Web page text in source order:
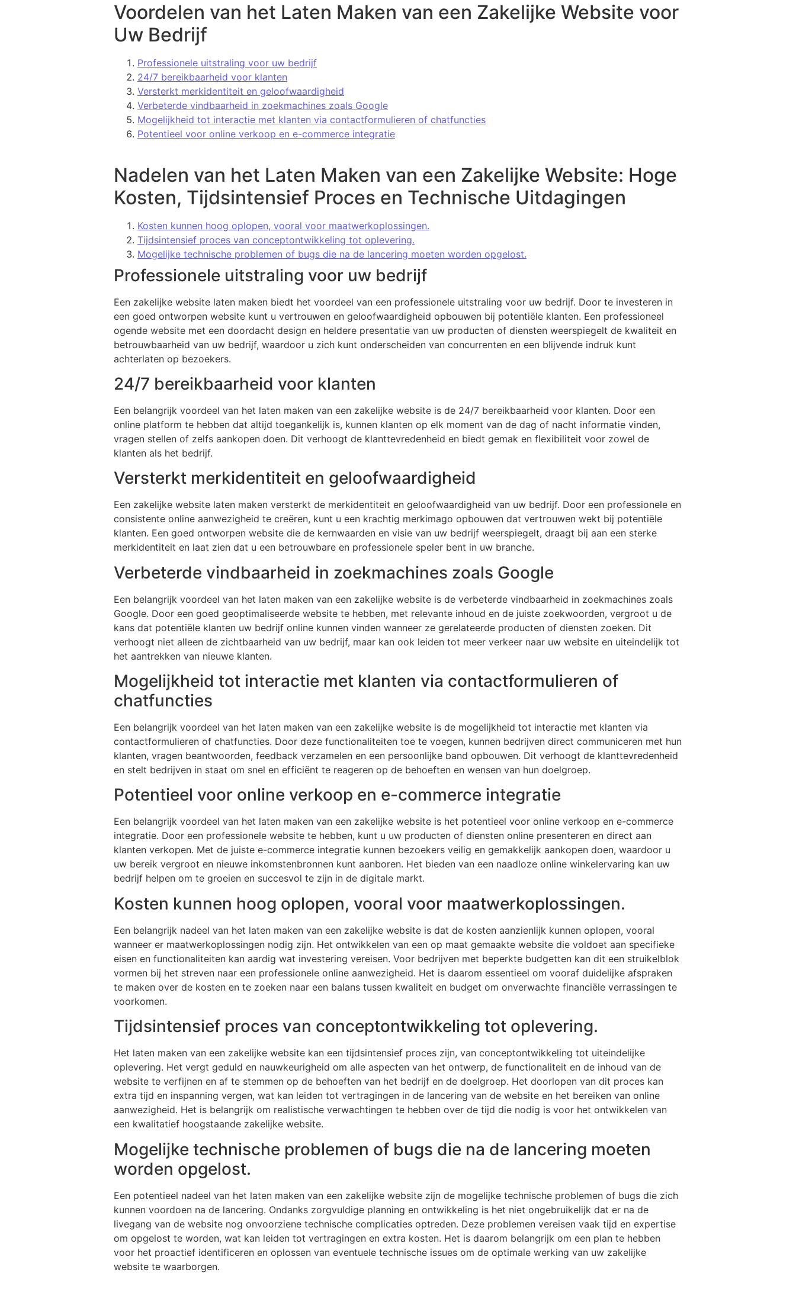
Voordelen van het Laten Maken van een Zakelijke Website voor
Uw Bedrijf
Professionele uitstraling voor uw bedrijf
24/7 bereikbaarheid voor klanten
Versterkt merkidentiteit en geloofwaardigheid
Verbeterde vindbaarheid in zoekmachines zoals Google
Mogelijkheid tot interactie met klanten via contactformulieren of chatfuncties
Potentieel voor online verkoop en e-commerce integratie
Nadelen van het Laten Maken van een Zakelijke Website: Hoge
Kosten, Tijdsintensief Proces en Technische Uitdagingen
Kosten kunnen hoog oplopen, vooral voor maatwerkoplossingen.
Tijdsintensief proces van conceptontwikkeling tot oplevering.
Mogelijke technische problemen of bugs die na de lancering moeten worden opgelost.
Professionele uitstraling voor uw bedrijf
Een zakelijke website laten maken biedt het voordeel van een professionele uitstraling voor uw bedrijf. Door te investeren in
een goed ontworpen website kunt u vertrouwen en geloofwaardigheid opbouwen bij potentiële klanten. Een professioneel
ogende website met een doordacht design en heldere presentatie van uw producten of diensten weerspiegelt de kwaliteit en
betrouwbaarheid van uw bedrijf, waardoor u zich kunt onderscheiden van concurrenten en een blijvende indruk kunt
achterlaten op bezoekers.
24/7 bereikbaarheid voor klanten
Een belangrijk voordeel van het laten maken van een zakelijke website is de 24/7 bereikbaarheid voor klanten. Door een
online platform te hebben dat altijd toegankelijk is, kunnen klanten op elk moment van de dag of nacht informatie vinden,
vragen stellen of zelfs aankopen doen. Dit verhoogt de klanttevredenheid en biedt gemak en flexibiliteit voor zowel de
klanten als het bedrijf.
Versterkt merkidentiteit en geloofwaardigheid
Een zakelijke website laten maken versterkt de merkidentiteit en geloofwaardigheid van uw bedrijf. Door een professionele en
consistente online aanwezigheid te creëren, kunt u een krachtig merkimago opbouwen dat vertrouwen wekt bij potentiële
klanten. Een goed ontworpen website die de kernwaarden en visie van uw bedrijf weerspiegelt, draagt bij aan een sterke
merkidentiteit en laat zien dat u een betrouwbare en professionele speler bent in uw branche.
Verbeterde vindbaarheid in zoekmachines zoals Google
Een belangrijk voordeel van het laten maken van een zakelijke website is de verbeterde vindbaarheid in zoekmachines zoals
Google. Door een goed geoptimaliseerde website te hebben, met relevante inhoud en de juiste zoekwoorden, vergroot u de
kans dat potentiële klanten uw bedrijf online kunnen vinden wanneer ze gerelateerde producten of diensten zoeken. Dit
verhoogt niet alleen de zichtbaarheid van uw bedrijf, maar kan ook leiden tot meer verkeer naar uw website en uiteindelijk tot
het aantrekken van nieuwe klanten.
Mogelijkheid tot interactie met klanten via contactformulieren of
chatfuncties
Een belangrijk voordeel van het laten maken van een zakelijke website is de mogelijkheid tot interactie met klanten via
contactformulieren of chatfuncties. Door deze functionaliteiten toe te voegen, kunnen bedrijven direct communiceren met hun
klanten, vragen beantwoorden, feedback verzamelen en een persoonlijke band opbouwen. Dit verhoogt de klanttevredenheid
en stelt bedrijven in staat om snel en efficiënt te reageren op de behoeften en wensen van hun doelgroep.
Potentieel voor online verkoop en e-commerce integratie
Een belangrijk voordeel van het laten maken van een zakelijke website is het potentieel voor online verkoop en e-commerce
integratie. Door een professionele website te hebben, kunt u uw producten of diensten online presenteren en direct aan
klanten verkopen. Met de juiste e-commerce integratie kunnen bezoekers veilig en gemakkelijk aankopen doen, waardoor u
uw bereik vergroot en nieuwe inkomstenbronnen kunt aanboren. Het bieden van een naadloze online winkelervaring kan uw
bedrijf helpen om te groeien en succesvol te zijn in de digitale markt.
Kosten kunnen hoog oplopen, vooral voor maatwerkoplossingen.
Een belangrijk nadeel van het laten maken van een zakelijke website is dat de kosten aanzienlijk kunnen oplopen, vooral
wanneer er maatwerkoplossingen nodig zijn. Het ontwikkelen van een op maat gemaakte website die voldoet aan specifieke
eisen en functionaliteiten kan aardig wat investering vereisen. Voor bedrijven met beperkte budgetten kan dit een struikelblok
vormen bij het streven naar een professionele online aanwezigheid. Het is daarom essentieel om vooraf duidelijke afspraken
te maken over de kosten en te zoeken naar een balans tussen kwaliteit en budget om onverwachte financiële verrassingen te
voorkomen.
Tijdsintensief proces van conceptontwikkeling tot oplevering.
Het laten maken van een zakelijke website kan een tijdsintensief proces zijn, van conceptontwikkeling tot uiteindelijke
oplevering. Het vergt geduld en nauwkeurigheid om alle aspecten van het ontwerp, de functionaliteit en de inhoud van de
website te verfijnen en af te stemmen op de behoeften van het bedrijf en de doelgroep. Het doorlopen van dit proces kan
extra tijd en inspanning vergen, wat kan leiden tot vertragingen in de lancering van de website en het bereiken van online
aanwezigheid. Het is belangrijk om realistische verwachtingen te hebben over de tijd die nodig is voor het ontwikkelen van
een kwalitatief hoogstaande zakelijke website.
Mogelijke technische problemen of bugs die na de lancering moeten
worden opgelost.
Een potentieel nadeel van het laten maken van een zakelijke website zijn de mogelijke technische problemen of bugs die zich
kunnen voordoen na de lancering. Ondanks zorgvuldige planning en ontwikkeling is het niet ongebruikelijk dat er na de
livegang van de website nog onvoorziene technische complicaties optreden. Deze problemen vereisen vaak tijd en expertise
om opgelost te worden, wat kan leiden tot vertragingen en extra kosten. Het is daarom belangrijk om een plan te hebben
voor het proactief identificeren en oplossen van eventuele technische issues om de optimale werking van uw zakelijke
website te waarborgen.